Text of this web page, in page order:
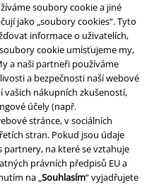
soubory cookie a jiné
jako „soubory cookies“. Tyto
informace o uživatelích,
cookie umísťujeme my,
a naši partneři používáme
a bezpečnosti naší webové
nákupních zkušeností,
účely (např.
stránce, v sociálních
stran. Pokud jsou údaje
partnery, na které se vztahuje
právních předpisů EU a
na „Souhlasím“ vyjadřujete